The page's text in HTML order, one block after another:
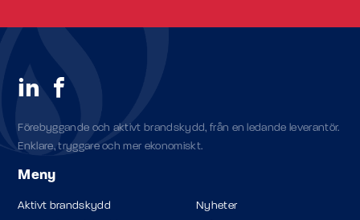
Förebyggande och aktivt brandskydd, från en ledande leverantör.
Enklare, tryggare och mer ekonomiskt.
Meny
Aktivt brandskydd
Nyheter